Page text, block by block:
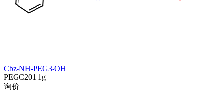
Cbz-NH-PEG3-OH
PEGC201 1g
询价